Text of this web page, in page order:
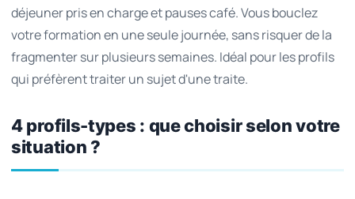
déjeuner pris en charge et pauses café. Vous bouclez
votre formation en une seule journée, sans risquer de la
fragmenter sur plusieurs semaines. Idéal pour les profils
qui préfèrent traiter un sujet d'une traite.
4 profils-types : que choisir selon votre
situation ?